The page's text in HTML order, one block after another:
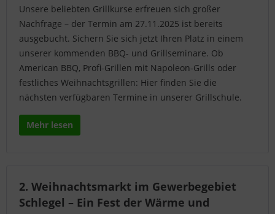
Unsere beliebten Grillkurse erfreuen sich großer
Nachfrage – der Termin am 27.11.2025 ist bereits
ausgebucht. Sichern Sie sich jetzt Ihren Platz in einem
unserer kommenden BBQ- und Grillseminare. Ob
American BBQ, Profi-Grillen mit Napoleon-Grills oder
festliches Weihnachtsgrillen: Hier finden Sie die
nächsten verfügbaren Termine in unserer Grillschule.
Mehr lesen
2. Weihnachtsmarkt im Gewerbegebiet
Schlegel – Ein Fest der Wärme und